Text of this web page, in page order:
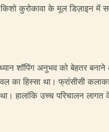
किशो कुरोकावा के मूल डिज़ाइन
शॉपिंग अनुभव को बेहतर
हिस्सा था। फ्रांसीसी
हालांकि उच्च परिचालन